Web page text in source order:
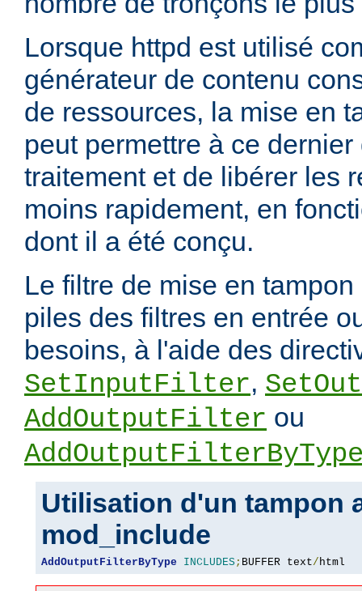
Lorsque httpd est utilisé
générateur de contenu
de ressources, la mise en
peut permettre à ce
traitement et de libérer les
moins rapidement, en
dont il a été conçu.
Le filtre de mise en
piles des filtres en entrée
besoins, à l'aide des
SetInputFilter,
AddOutputFilter ou
Utilisation d'un tampon
mod_include
AddOutputFilterByType INCLUDES; BUFFER text/html